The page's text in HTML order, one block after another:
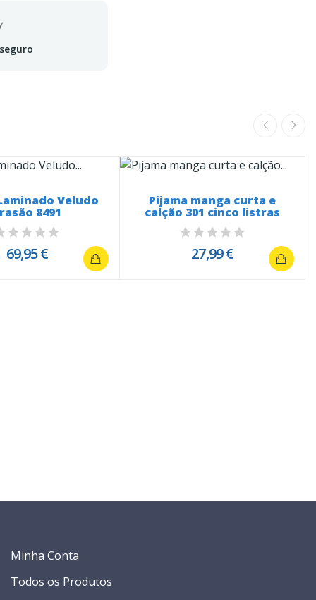
Veludo
8491
69,95 €
Pijama manga curta e
calção 301 cinco listras
27,99 €
Minha Conta
Todos os Produtos